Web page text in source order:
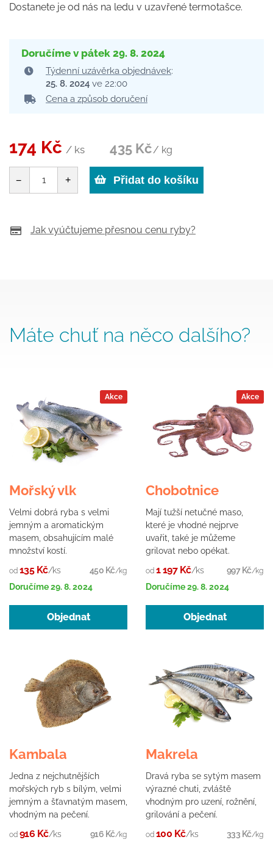
Dostanete je od nás na ledu v uzavřené termotašce.
Doručíme v pátek 29. 8. 2024
Týdenní uzávěrka objednávek:
25. 8. 2024 ve 22:00
Cena a způsob doručení
174 Kč / ks 435 Kč
–
Pražma
množství
+ Přidat do košíku
Jak vyúčtujeme přesnou cenu ryby?
Máte chuť na něco dalšího?
Mořský vlk
Velmi dobrá ryba s velmi
jemným a aromatickým
masem, obsahujícím malé
množství kostí.
Akce
od 135 Kč/ks 450 Kč/kg
Doručíme29. 8. 2024
Objednat
Chobotnice
Mají tužší netučné maso,
které je vhodné nejprve
uvařit, také je můžeme
grilovat nebo opékat.
Akce
od 1 197 Kč/ks 997 Kč/kg
Doručíme29. 8. 2024
Objednat
Kambala
Jedna z nejchutnějších
mořských ryb s bílým, velmi
jemným a šťavnatým masem,
vhodným na pečení.
od 916 Kč/ks 916 Kč/kg
Makrela
Dravá ryba se sytým masem
výrazné chuti, zvláště
vhodným pro uzení, rožnění,
grilování a pečení.
od 100 Kč/ks 333 Kč/kg